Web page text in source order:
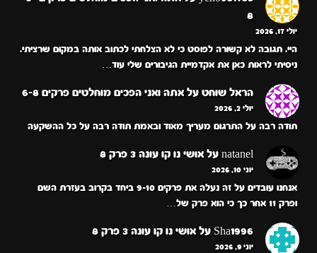
8
יולי 17, 2026
היי. תגובה לא קשורה לפוסט כי לא הצלחתי לכתוב אותה במקום שרציתי.
ניסיתי לראות כאן את אקדמיית הגיבורים שלי עוד…
הראל שוחט על אתה ואני הפכים מוחלטים פרקים 6-8
יולי 2, 2026
תודה רבה על התרגום מעריך מאוד ובאמת תודה רבה על כל ההשקעה
natanel על אושי נו קו עונה 3 פרק 8
יוני 10, 2026
אנחנו עובדים על זה נעלה את פרקים 9-10 ביחד בקרוב בעזרת השם
ופרק 11 אחר כך כי הוא פרק של…
Sha1996 על אושי נו קו עונה 3 פרק 8
יוני 9, 2026